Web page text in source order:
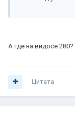
А где на видосе 280?
Цитата